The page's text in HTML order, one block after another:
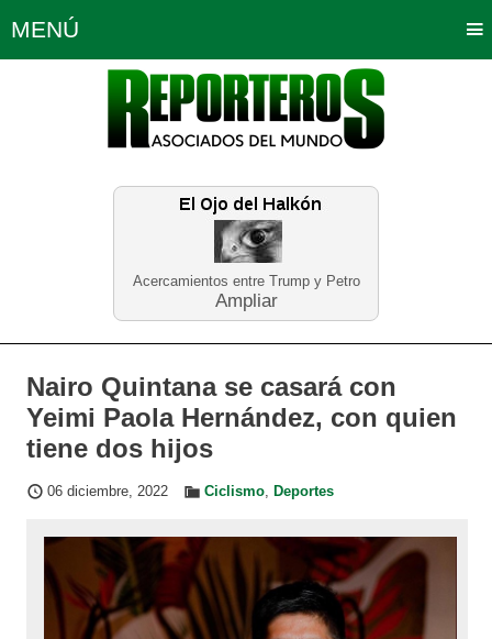
Acercamientos entre Trump y Petro
Ampliar
MENÚ
Política Opinión Bogotá
Planeta Tierra Deportes
Educación Neira
Nairo Quintana se casará con
Yeimi Paola Hernández, con quien
tiene dos hijos
06 diciembre, 2022 Ciclismo, Deportes